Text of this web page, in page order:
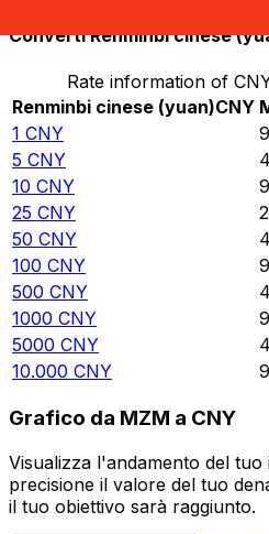
Converti Renminbi cinese
Rate information of
Renminbi cinese (yuan)CNY
1 CNY
5 CNY
10 CNY
25 CNY
50 CNY
100 CNY
500 CNY
1000 CNY
5000 CNY
10.000 CNY
Grafico da MZM a CNY
Visualizza l'andamento del
precisione il valore del tuo
il tuo obiettivo sarà raggiunto.